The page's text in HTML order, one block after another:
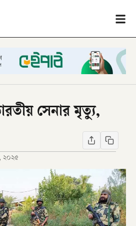
সেনার মৃত্যু,
২০২৫